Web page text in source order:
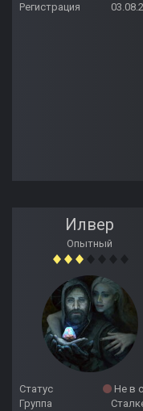
Регистрация
Илвер
Опытный
Статус
Не в
Группа